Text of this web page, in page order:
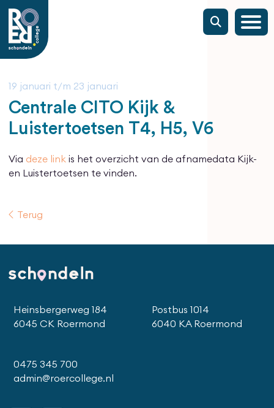
19 januari t/m 23 januari
Centrale CITO Kijk &
Luistertoetsen T4, H5, V6
Via deze linkis het overzicht van de afnamedata Kijk-
en Luistertoetsen te vinden.
Terug
Heinsbergerweg 184
6045 CK Roermond
Postbus 1014
6040 KA Roermond
0475 345 700
admin@roercollege.nl